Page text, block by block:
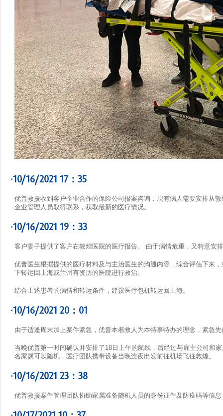
·10/16/2021 17：35
优普救援收到客户企业合作的保险公司报案咨询，现有病人需要安排从
企业管理人员取得联系，获取最新的医疗情况。
·10/16/2021 19：33
客户妻子提供了客户在敦煌医院的医疗报告。 由于病情危重，又特意安
优普医生根据提供的医疗材料及与主治医生的沟通内容，综合评估下来
下转运回上海或兰州有资历的医院进行救治。
结合上述患者的病情和转运条件，建议医疗包机转运回上海。
·10/16/2021 20：01
由于适逢周末加上案件紧急，优普本着救人为本特事特办的理念，紧急
当晚优普第一时间确认并安排了18日上午的航线，后经过与雇主公司和
名家属可以随机，医疗团队携带设备当晚连夜出发前往机场飞往敦煌。
·10/16/2021 23：38
优普救援案件管理团队协助家属准备随机人员的身份证件及防疫码等信